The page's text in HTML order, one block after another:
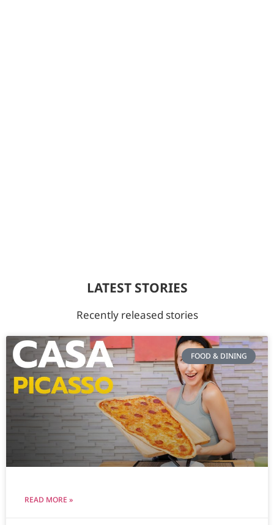
LATEST STORIES
Recently released stories
FOOD & DINING
READ MORE »